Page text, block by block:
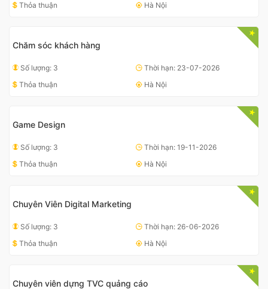
Thỏa thuận
Hà Nội
Chăm sóc khách hàng
Số lượng: 3
Thời hạn: 23-07-2026
Thỏa thuận
Hà Nội
Game Design
Số lượng: 3
Thời hạn: 19-11-2026
Thỏa thuận
Hà Nội
Chuyên Viên Digital Marketing
Số lượng: 3
Thời hạn: 26-06-2026
Thỏa thuận
Hà Nội
Chuyên viên dựng TVC quảng cáo